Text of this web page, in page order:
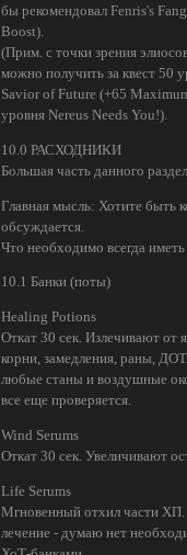
бы рекомендовал Fenris's
Boost).
(Прим. с точки зрения
можно получить за квест 50
Savior of Future (+65
уровня Nereus Needs You!).
10.0 РАСХОДНИКИ
Большая часть данного
Главная мысль: Хотите быть
обсуждается.
Что необходимо всегда
10.1 Банки (поты)
Healing Potions
Откат 30 сек. Излечивают от
корни, замедления, раны,
любые станы и воздушные
все еще проверяется.
Wind Serums
Откат 30 сек. Увеличивают
Life Serums
Мгновенный отхил части
лечение - думаю нет